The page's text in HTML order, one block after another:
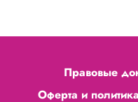
Правовые
Оферта и